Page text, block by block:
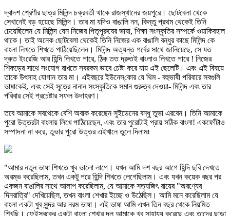
দ্বাদশ শ্রেণীর ছাত্র মিলিন্দ চক্রবর্তী থাকে রাজস্থানের জয়পুরে। ছোটবেলা থেকে
সেখানেই বড় হয়েছে মিলিন্দ। তার মা যদিও বাঙালি নন, কিন্তু প্রথম থেকেই তিনি
চেয়েছিলেন যে মিলিন্দ যেন নিজের পিতৃপুরুষের ভাষা, শিক্ষা সংস্কৃতির সম্পর্কে ওয়াকিবহাল
থাকে। তাই অনেক ছোটবেলা থেকেই তিনি নিজের এক বাঙালি বন্ধুর কাছে মিলিন্দ কে
বাংলা লিখতে শিখতে পাঠিয়েছিলেন। মিলিন্দ অত্যন্ত গর্বের সাথে জানিয়েছে, সে যত
দ্রুত ইংরেজি আর হিন্দি লিখতে পারে, ঠিক তত দ্রুতই বাংলাও লিখতে পারে ! নিজের
শিকড়ের সাথে সংযোগ রাখতে সবরকম ভাবে চেষ্টা করে যায় এই ছেলেটি। এবং এই বিষয়ে
তাকে উৎসাহ যোগান তার মা। এইবছরে ইউনেস্‌কোর যে থিম - বহুভাষী পরিবারে সবগুলি
ভাষাকেই, এবং সেই সূত্রে নানান সংস্কৃতিকে সমান গুরুত্ব দেওয়া- মিলিন্দ এবং তার
পরিবার সেই প্রচেষ্টার সফল উদাহরণ।
তবে আমাকে সবথেকে বেশি অবাক করেছেন সুইডেনের বন্ধু তুভা এরবেন। তিনি আমাকে
পুরো উত্তরটা বাংলায় লিখে পাঠিয়েছেন, এবং তার পুরোটাই প্রায় সঠিক বাংলা! একফোঁটাও
সম্পাদনা না করে, তুভার পুরো উত্তর এইখানে তুলে দিলামঃ
"আমার নতুন ভাষা শিখতে খুব ভালো লাগে। যখন আমি দশ বছর আগে হিন্দি ছবি দেখতে
অরম্ভ করেছিলাম, তখন একটু পরে হিন্দি শিখতে লেগেছিলাম। এবং যখন কয়েক বছর পর
একজন বাঙালির সাথে আলাপ করেছিলাম, যে আমাকে সত্যজিৎ রায়ের "অরণ্যের
দিনরাত্রি" দেখিয়েছিল, তখন বাংলা শেখার ইচ্ছে ও উঠেছিল। আমি মনে করেছিলাম যে
বাংলা একটা খুব সুন্দর আর নরম ভাষা। এই ভাষা আমি এখন তিন বছর থেকে নিয়মিত
শিখছি। ফেইসবুকের একটা বাংলা শেখার দল আমাকে খুব সাহায্য করেছে এবং তাদের ছাড়া